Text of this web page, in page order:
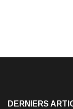
DERNIERS